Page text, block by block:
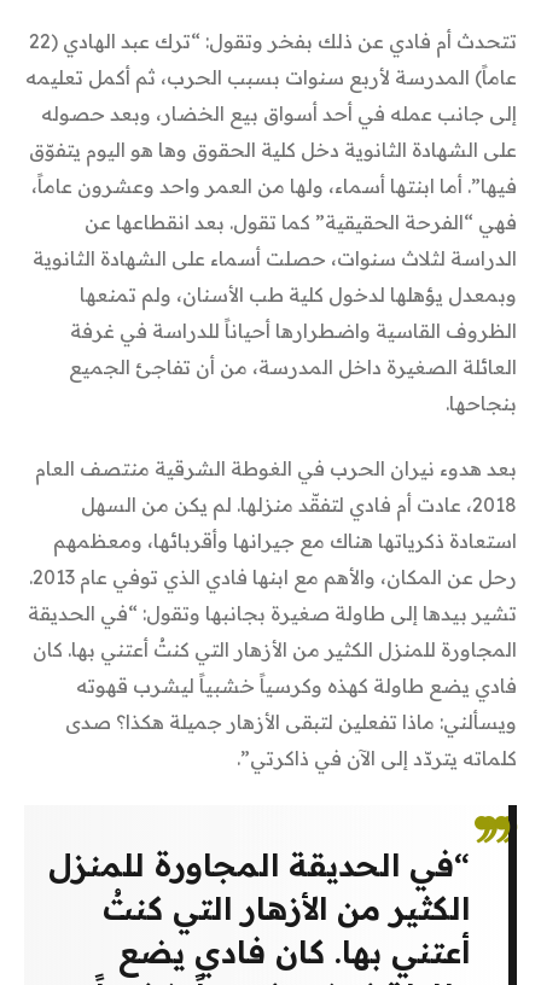
تتحدث أم فادي عن ذلك بفخر وتقول: “ترك عبد الهادي (22
عاماً) المدرسة لأربع سنوات بسبب الحرب، ثم أكمل تعليمه
إلى جانب عمله في أحد أسواق بيع الخضار، وبعد حصوله
على الشهادة الثانوية دخل كلية الحقوق وها هو اليوم يتفوّق
فيها”. أما ابنتها أسماء، ولها من العمر واحد وعشرون عاماً،
فهي “الفرحة الحقيقية” كما تقول. بعد انقطاعها عن
الدراسة لثلاث سنوات، حصلت أسماء على الشهادة الثانوية
وبمعدل يؤهلها لدخول كلية طب الأسنان، ولم تمنعها
الظروف القاسية واضطرارها أحياناً للدراسة في غرفة
العائلة الصغيرة داخل المدرسة، من أن تفاجئ الجميع
بنجاحها.
بعد هدوء نيران الحرب في الغوطة الشرقية منتصف العام
2018، عادت أم فادي لتفقّد منزلها. لم يكن من السهل
استعادة ذكرياتها هناك مع جيرانها وأقربائها، ومعظمهم
رحل عن المكان، والأهم مع ابنها فادي الذي توفي عام 2013.
تشير بيدها إلى طاولة صغيرة بجانبها وتقول: “في الحديقة
المجاورة للمنزل الكثير من الأزهار التي كنتُ أعتني بها. كان
فادي يضع طاولة كهذه وكرسياً خشبياً ليشرب قهوته
ويسألني: ماذا تفعلين لتبقى الأزهار جميلة هكذا؟ صدى
كلماته يتردّد إلى الآن في ذاكرتي”.
“في الحديقة المجاورة للمنزل
الكثير من الأزهار التي كنتُ
أعتني بها. كان فادي يضع